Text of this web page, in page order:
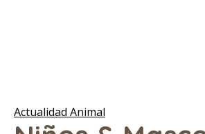
Actualidad Animal